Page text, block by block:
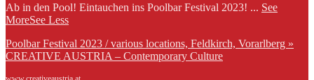
Ab in den Pool! Eintauchen ins Poolbar Festival 2023! ... See
MoreSee Less
Poolbar Festival 2023 / various locations, Feldkirch, Vorarlberg »
CREATIVE AUSTRIA – Contemporary Culture